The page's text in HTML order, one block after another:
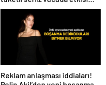
inanılmaz
Reklam anlaşması iddiaları!